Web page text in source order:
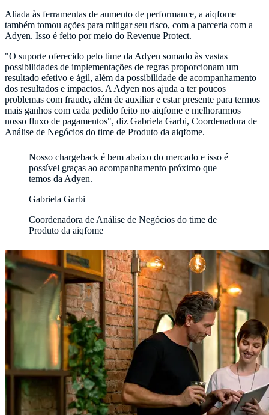
Aliada às ferramentas de aumento de performance, a aiqfome
também tomou ações para mitigar seu risco, com a parceria com a
Adyen. Isso é feito por meio do Revenue Protect.
"O suporte oferecido pelo time da Adyen somado às vastas
possibilidades de implementações de regras proporcionam um
resultado efetivo e ágil, além da possibilidade de acompanhamento
dos resultados e impactos. A Adyen nos ajuda a ter poucos
problemas com fraude, além de auxiliar e estar presente para termos
mais ganhos com cada pedido feito no aiqfome e melhorarmos
nosso fluxo de pagamentos", diz Gabriela Garbi, Coordenadora de
Análise de Negócios do time de Produto da aiqfome.
Nosso chargeback é bem abaixo do mercado e isso é
possível graças ao acompanhamento próximo que
temos da Adyen.
Gabriela Garbi
Coordenadora de Análise de Negócios do time de
Produto da aiqfome